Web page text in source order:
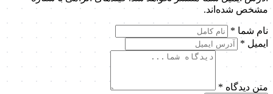
مشخص شده‌اند.
نام شما *
ایمیل *
متن دیدگاه *